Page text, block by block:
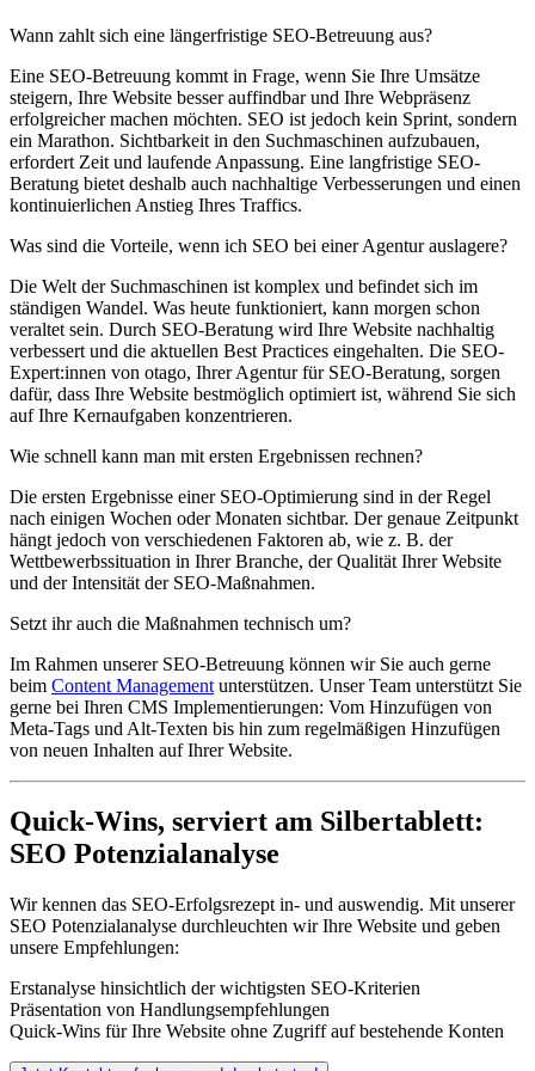
Wann zahlt sich eine längerfristige SEO-Betreuung aus?
Eine SEO-Betreuung kommt in Frage, wenn Sie Ihre Umsätze
steigern, Ihre Website besser auffindbar und Ihre Webpräsenz
erfolgreicher machen möchten. SEO ist jedoch kein Sprint, sondern
ein Marathon. Sichtbarkeit in den Suchmaschinen aufzubauen,
erfordert Zeit und laufende Anpassung. Eine langfristige SEO-
Beratung bietet deshalb auch nachhaltige Verbesserungen und einen
kontinuierlichen Anstieg Ihres Traffics.
Was sind die Vorteile, wenn ich SEO bei einer Agentur auslagere?
Die Welt der Suchmaschinen ist komplex und befindet sich im
ständigen Wandel. Was heute funktioniert, kann morgen schon
veraltet sein. Durch SEO-Beratung wird Ihre Website nachhaltig
verbessert und die aktuellen Best Practices eingehalten. Die SEO-
Expert:innen von otago, Ihrer Agentur für SEO-Beratung, sorgen
dafür, dass Ihre Website bestmöglich optimiert ist, während Sie sich
auf Ihre Kernaufgaben konzentrieren.
Wie schnell kann man mit ersten Ergebnissen rechnen?
Die ersten Ergebnisse einer SEO-Optimierung sind in der Regel
nach einigen Wochen oder Monaten sichtbar. Der genaue Zeitpunkt
hängt jedoch von verschiedenen Faktoren ab, wie z. B. der
Wettbewerbssituation in Ihrer Branche, der Qualität Ihrer Website
und der Intensität der SEO-Maßnahmen.
Setzt ihr auch die Maßnahmen technisch um?
Im Rahmen unserer SEO-Betreuung können wir Sie auch gerne
beim Content Management unterstützen. Unser Team unterstützt Sie
gerne bei Ihren CMS Implementierungen: Vom Hinzufügen von
Meta-Tags und Alt-Texten bis hin zum regelmäßigen Hinzufügen
von neuen Inhalten auf Ihrer Website.
Quick-Wins, serviert am Silbertablett:
SEO Potenzialanalyse
Wir kennen das SEO-Erfolgsrezept in- und auswendig. Mit unserer
SEO Potenzialanalyse durchleuchten wir Ihre Website und geben
unsere Empfehlungen:
Erstanalyse hinsichtlich der wichtigsten SEO-Kriterien
Präsentation von Handlungsempfehlungen
Quick-Wins für Ihre Website ohne Zugriff auf bestehende Konten